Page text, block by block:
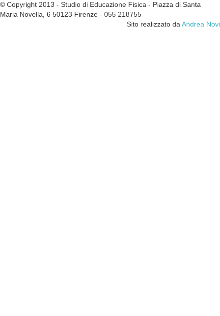
© Copyright 2013 - Studio di Educazione Fisica - Piazza di Santa
Maria Novella, 6 50123 Firenze - 055 218755
Sito realizzato da Andrea Novi